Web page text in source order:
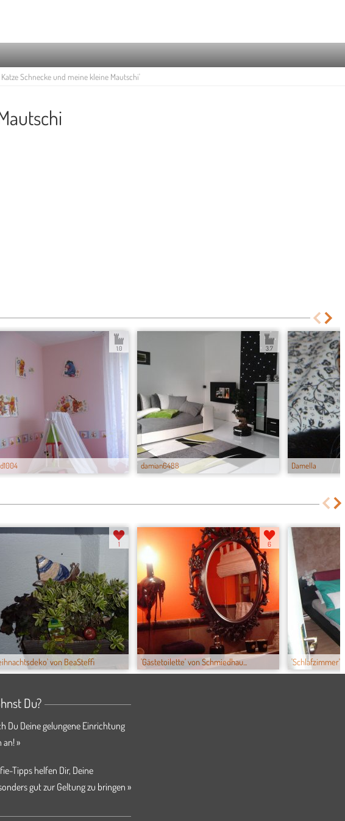
Schnecke und meine kleine Mautschi'
1.0
damian6488
3.7
Damella
von BeaSteffi
1
'Gästetoilette' von Schmiedhau...
6
'Schlafzimmer'
Du?
Du Deine gelungene Einrichtung
an! »
Tipps helfen Dir, Deine
gut zur Geltung zu bringen »